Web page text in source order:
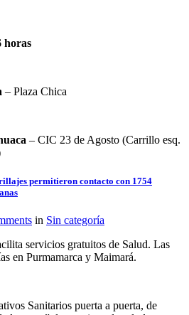
horas
– Plaza Chica
– CIC 23 de Agosto (Carrillo esq.
permitieron contacto con 1754
in Sin categoría
servicios gratuitos de Salud. Las
en Purmamarca y Maimará.
Sanitarios puerta a puerta, de